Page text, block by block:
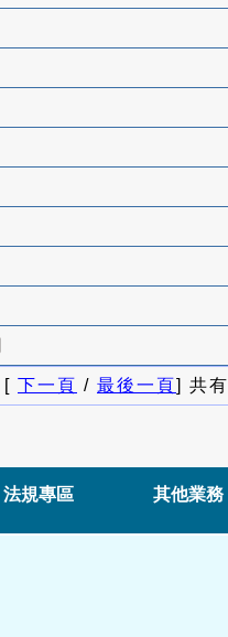
[ 下一頁 / 最後一頁] 共有
法規專區 其他業務